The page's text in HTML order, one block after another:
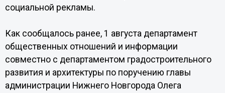
социальной рекламы.
Как сообщалось ранее, 1 августа департамент
общественных отношений и информации
совместно с департаментом градостроительного
развития и архитектуры по поручению главы
администрации Нижнего Новгорода Олега